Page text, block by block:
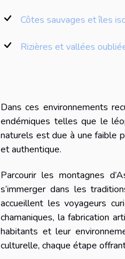
Côtes sauvages et îles
Rizières et vallées
Dans ces environnements
endémiques telles que le
naturels est due à une faible
et authentique.
Parcourir les montagnes
s’immerger dans les
accueillent les voyageurs
chamaniques, la fabrication
habitants et leur
culturelle, chaque étape